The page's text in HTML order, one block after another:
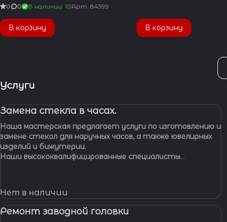
0 0 В наличии: 10Арт. 84399
В корзину В корзину
Услуги
Замена стекла в часах.
Наша мастерская предлагает услуги по изготовлению и
замене стекол для наручных часов, а также ювелирных
изделий и бижутерии.
Наши высококвалифицированные специалисты
Нет в наличии
Ремонт заводной головки